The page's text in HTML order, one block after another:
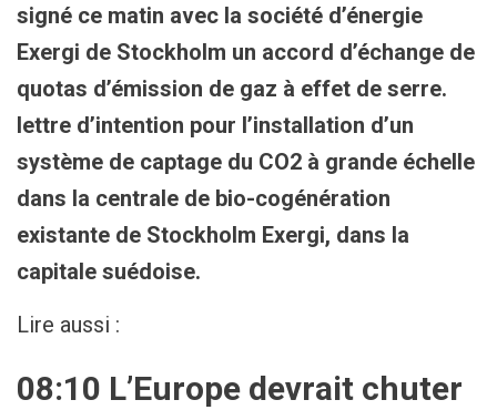
signé ce matin avec la société d’énergie
Exergi de Stockholm un accord d’échange de
quotas d’émission de gaz à effet de serre.
lettre d’intention pour l’installation d’un
système de captage du CO2 à grande échelle
dans la centrale de bio-cogénération
existante de Stockholm Exergi, dans la
capitale suédoise.
Lire aussi :
08:10 L’Europe devrait chuter